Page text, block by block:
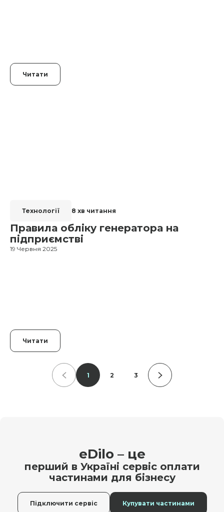
Правила обліку генератора на
підприємстві
Читати
1
eDilo – це
перший в Україні сервіс оплати
частинами для бізнесу